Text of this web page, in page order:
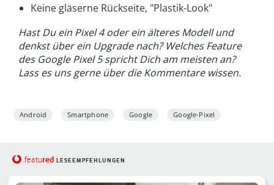
Keine gläserne Rückseite, "Plastik-Look"
Hast Du ein Pixel 4 oder ein älteres Modell und
denkst über ein Upgrade nach? Welches Feature
des Google Pixel 5 spricht Dich am meisten an?
Lass es uns gerne über die Kommentare wissen.
Android Smartphone Google Google-Pixel
featured LESEEMPFEHLUNGEN